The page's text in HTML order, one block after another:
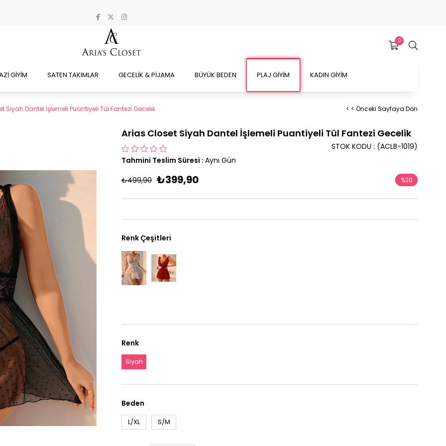
0
GİYİM SATEN TAKIMLAR GECELİK & PİJAMA BÜYÜK BEDEN PLAJ GİYİM KADIN GİYİM
Siyah Dantel İşlemeli Puantiyeli Tül Fantezi Gecelik < < Önceki Sayfaya Dön
Arias Closet Siyah Dantel İşlemeli Puantiyeli Tül Fantezi Gecelik
(ACLB-1019)
STOK KODU
Tahmini Teslim Süresi : Aynı Gün
₺499,90 ₺399,90 %20
Renk Çeşitleri
Renk
Siyah
Beden
L/XL S/M